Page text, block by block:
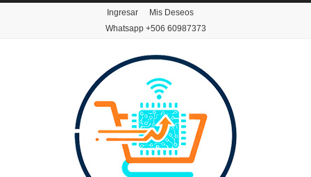
Ingresar
Mis Deseos
Whatsapp+506 60987373